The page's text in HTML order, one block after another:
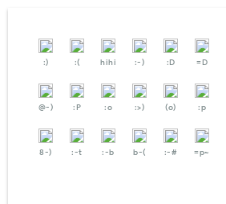
:) :( hihi :-) :D =D
@-) :P :o :>) (o) :p
8-) :-t :-b b-( :-# =p~